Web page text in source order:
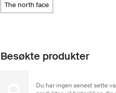
the north face
Besøkte produkter
Du har ingen senest sette